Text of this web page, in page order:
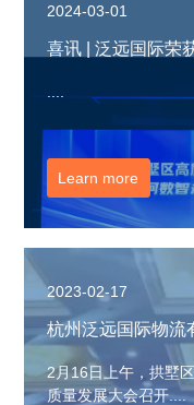
2024-03-01
喜讯 | 泛远国际荣
Learn more
2023-02-17
杭州泛远国际物流
2月16日上午，拱墅
质量发展大会召开....